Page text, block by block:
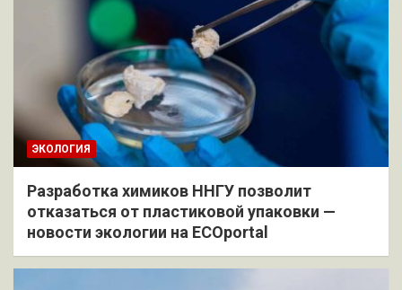
ЭКОЛОГИЯ
Разработка химиков ННГУ позволит
отказаться от пластиковой упаковки —
новости экологии на ECOportal